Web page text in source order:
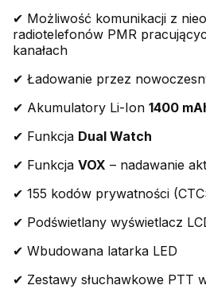
✔ Możliwość komunikacji z
radiotelefonów PMR
kanałach
✔ Ładowanie przez
✔ Akumulatory Li-Ion 1400
✔ Funkcja Dual Watch
✔ Funkcja VOX – nadawanie
✔ 155 kodów prywatności
✔ Podświetlany wyświetlacz
✔ Wbudowana latarka LED
✔ Zestawy słuchawkowe PTT